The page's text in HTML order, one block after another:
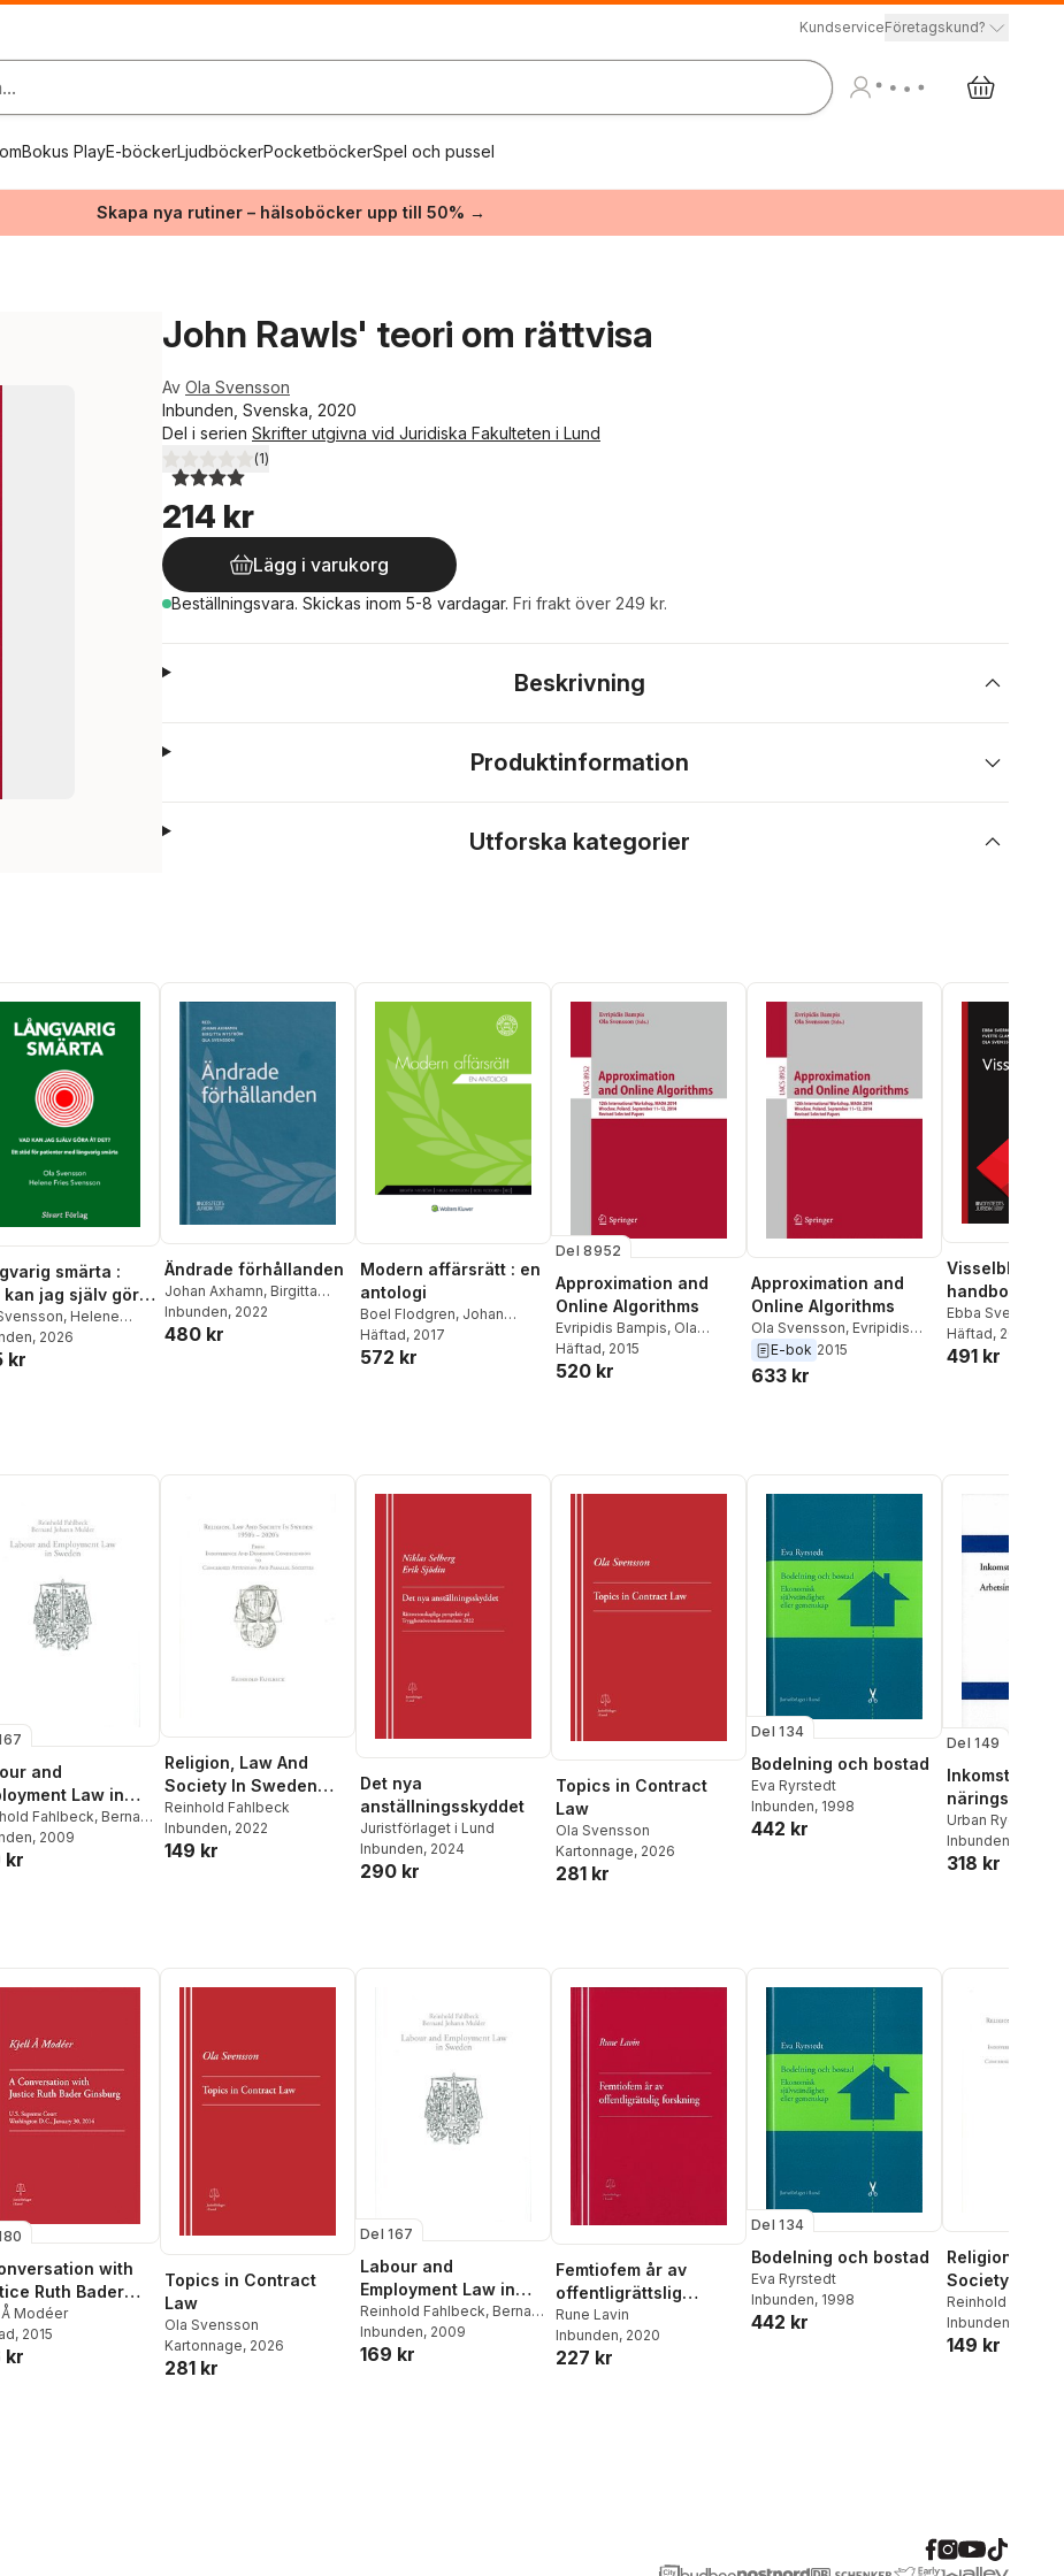
KundserviceFöretagskund?
Bokus PlayE-böckerLjudböckerPocketböckerSpel och pussel
Skapa nya rutiner – hälsoböcker upp till 50% →
John Rawls' teori om rättvisa
Av Ola Svensson
Inbunden, Svenska, 2020
Del i serien Skrifter utgivna vid Juridiska Fakulteten i Lund
4,0utav 5 stjärnor. Totalt antal röster:
(1)
214 kr
Lägg i varukorg
Beställningsvara. Skickas inom 5-8 vardagar. Fri frakt över 249 kr.
Beskrivning
Produktinformation
Utforska kategorier
smärta :
kan jag själv göra
, Helene
Svensson
, 2026
kr
Ändrade förhållanden
Johan Axhamn, Birgitta
Nyström,Ola Svensson
Inbunden, 2022
480 kr
Modern affärsrätt : en
antologi
Boel Flodgren, Johan
Adestam,Niklas Arvidsson
Michael Bogdan
Per Samuelsson,Ola
Häftad, 2017
572 kr
Del 8952
Approximation and
Online Algorithms
Evripidis Bampis, Ola
Svensson
Häftad, 2015
520 kr
Approximation and
Online Algorithms
Ola Svensson, Evripidis
Bampis
E-bok 2015
633 kr
handbok
Ebba Sverne
Glantz, Ola
Häftad, 2023
491 kr
and
Law in
Fahlbeck, Bernard
Mulder
, 2009
kr
Religion, Law And
Society In Sweden
1950's - 2020's
Reinhold Fahlbeck
Inbunden, 2022
149 kr
Det nya
anställningsskyddet
Juristförlaget i Lund
Inbunden, 2024
290 kr
Topics in Contract
Law
Ola Svensson
Kartonnage, 2026
281 kr
Del 134
Bodelning och bostad
Eva Ryrstedt
Inbunden, 1998
442 kr
Del 149
Inkomst av
enskild
Urban Rydin
Inbunden
318 kr
with
Ruth Bader
Modéer
, 2015
kr
Topics in Contract
Law
Ola Svensson
Kartonnage, 2026
281 kr
Del 167
Labour and
Employment Law in
Sweden
Reinhold Fahlbeck, Bernard
Johann Mulder
Inbunden, 2009
169 kr
Femtiofem år av
offentligrättslig
forskning
Rune Lavin
Inbunden, 2020
227 kr
Del 134
Bodelning och bostad
Eva Ryrstedt
Inbunden, 1998
442 kr
Religion, Law
Society In
1950's -
Reinhold
Inbunden
149 kr